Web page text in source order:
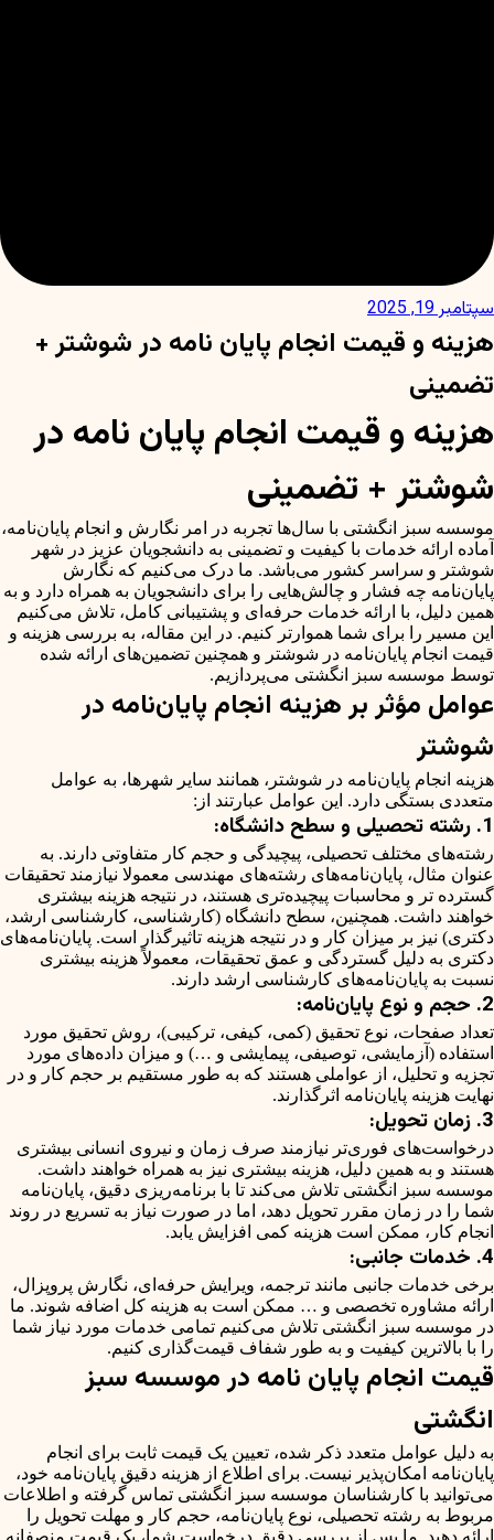
سپتامبر 19, 2025
هزینه و قیمت انجام پایان نامه در شوشتر +
تضمینی
هزینه و قیمت انجام پایان نامه در
شوشتر + تضمینی
موسسه سبز انگشتی با سال‌ها تجربه در امر نگارش و انجام پایان‌نامه،
آماده ارائه خدمات با کیفیت و تضمینی به دانشجویان عزیز در شهر
شوشتر و سراسر کشور می‌باشد. ما درک می‌کنیم که نگارش
پایان‌نامه چه فشار و چالش‌هایی را برای دانشجویان به همراه دارد و به
همین دلیل، با ارائه خدمات حرفه‌ای و پشتیبانی کامل، تلاش می‌کنیم
این مسیر را برای شما هموارتر کنیم. در این مقاله، به بررسی هزینه و
قیمت انجام پایان‌نامه در شوشتر و همچنین تضمین‌های ارائه شده
توسط موسسه سبز انگشتی می‌پردازیم.
عوامل مؤثر بر هزینه انجام پایان‌نامه در
شوشتر
هزینه انجام پایان‌نامه در شوشتر، همانند سایر شهرها، به عوامل
متعددی بستگی دارد. این عوامل عبارتند از:
1. رشته تحصیلی و سطح دانشگاه:
رشته‌های مختلف تحصیلی، پیچیدگی و حجم کار متفاوتی دارند. به
عنوان مثال، پایان‌نامه‌های رشته‌های مهندسی معمولا نیازمند تحقیقات
گسترده تر و محاسبات پیچیده‌تری هستند، در نتیجه هزینه بیشتری
خواهند داشت. همچنین، سطح دانشگاه (کارشناسی، کارشناسی ارشد،
دکتری) نیز بر میزان کار و در نتیجه هزینه تاثیرگذار است. پایان‌نامه‌های
دکتری به دلیل گستردگی و عمق تحقیقات، معمولاً هزینه بیشتری
نسبت به پایان‌نامه‌های کارشناسی ارشد دارند.
2. حجم و نوع پایان‌نامه:
تعداد صفحات، نوع تحقیق (کمی، کیفی، ترکیبی)، روش تحقیق مورد
استفاده (آزمایشی، توصیفی، پیمایشی و …) و میزان داده‌های مورد
تجزیه و تحلیل، از عواملی هستند که به طور مستقیم بر حجم کار و در
نهایت هزینه پایان‌نامه اثرگذارند.
3. زمان تحویل:
درخواست‌های فوری‌تر نیازمند صرف زمان و نیروی انسانی بیشتری
هستند و به همین دلیل، هزینه بیشتری نیز به همراه خواهند داشت.
موسسه سبز انگشتی تلاش می‌کند تا با برنامه‌ریزی دقیق، پایان‌نامه
شما را در زمان مقرر تحویل دهد، اما در صورت نیاز به تسریع در روند
انجام کار، ممکن است هزینه کمی افزایش یابد.
4. خدمات جانبی:
برخی خدمات جانبی مانند ترجمه، ویرایش حرفه‌ای، نگارش پروپزال،
ارائه مشاوره تخصصی و … ممکن است به هزینه کل اضافه شوند. ما
در موسسه سبز انگشتی تلاش می‌کنیم تمامی خدمات مورد نیاز شما
را با بالاترین کیفیت و به طور شفاف قیمت‌گذاری کنیم.
قیمت انجام پایان نامه در موسسه سبز
انگشتی
به دلیل عوامل متعدد ذکر شده، تعیین یک قیمت ثابت برای انجام
پایان‌نامه امکان‌پذیر نیست. برای اطلاع از هزینه دقیق پایان‌نامه خود،
می‌توانید با کارشناسان موسسه سبز انگشتی تماس گرفته و اطلاعات
مربوط به رشته تحصیلی، نوع پایان‌نامه، حجم کار و مهلت تحویل را